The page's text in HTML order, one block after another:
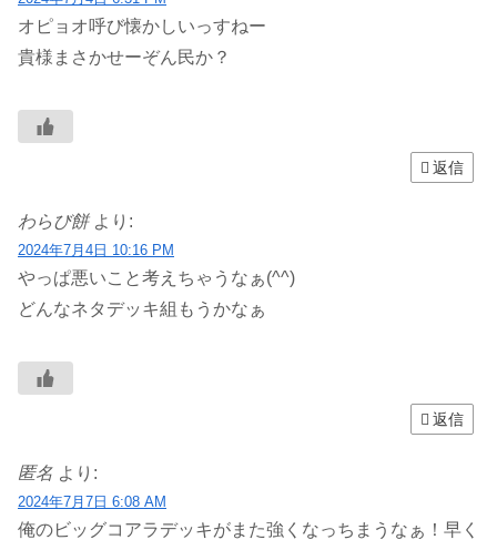
オピョオ呼び懐かしいっすねー
貴様まさかせーぞん民か？
返信
わらび餅 より:
2024年7月4日 10:16 PM
やっぱ悪いこと考えちゃうなぁ(^^)
どんなネタデッキ組もうかなぁ
返信
匿名 より:
2024年7月7日 6:08 AM
俺のビッグコアラデッキがまた強くなっちまうなぁ！早く